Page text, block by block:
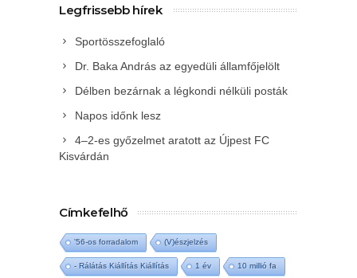
Legfrissebb hírek
Sportösszefoglaló
Dr. Baka András az egyedüli államfőjelölt
Délben bezárnak a légkondi nélküli posták
Napos időnk lesz
4–2-es győzelmet aratott az Újpest FC
Kisvárdán
Címkefelhő
'56-os forradalom (V)észjelzés
- Rálátás Kiállítás Kiállítás 1 év 10 millió fa